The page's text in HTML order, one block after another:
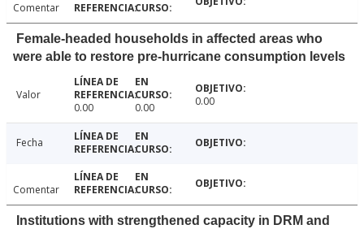
Comentar
Female-headed households in affected areas who
were able to restore pre-hurricane consumption levels
Valor
0.00
0.00 0.00
Fecha
Comentar
Institutions with strengthened capacity in DRM and